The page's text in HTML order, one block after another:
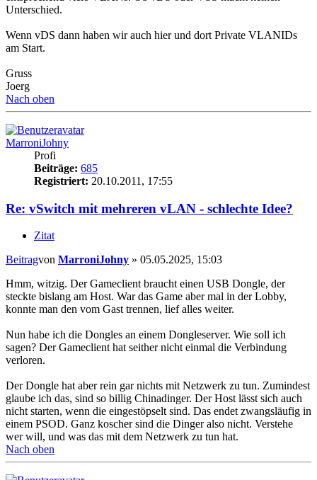
Unterschied.
Wenn vDS dann haben wir auch hier und dort Private VLANIDs
am Start.
Gruss
Joerg
Nach oben
MarroniJohny
Profi
Beiträge: 685
Registriert: 20.10.2011, 17:55
Re: vSwitch mit mehreren vLAN - schlechte Idee?
Zitat
Beitragvon MarroniJohny » 05.05.2025, 15:03
Hmm, witzig. Der Gameclient braucht einen USB Dongle, der
steckte bislang am Host. War das Game aber mal in der Lobby,
konnte man den vom Gast trennen, lief alles weiter.
Nun habe ich die Dongles an einem Dongleserver. Wie soll ich
sagen? Der Gameclient hat seither nicht einmal die Verbindung
verloren.
Der Dongle hat aber rein gar nichts mit Netzwerk zu tun. Zumindest
glaube ich das, sind so billig Chinadinger. Der Host lässt sich auch
nicht starten, wenn die eingestöpselt sind. Das endet zwangsläufig in
einem PSOD. Ganz koscher sind die Dinger also nicht. Verstehe
wer will, und was das mit dem Netzwerk zu tun hat.
Nach oben